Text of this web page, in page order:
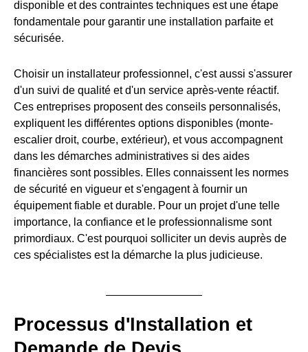
disponible et des contraintes techniques est une étape
fondamentale pour garantir une installation parfaite et
sécurisée.
Choisir un installateur professionnel, c'est aussi s'assurer
d'un suivi de qualité et d'un service après-vente réactif.
Ces entreprises proposent des conseils personnalisés,
expliquent les différentes options disponibles (monte-
escalier droit, courbe, extérieur), et vous accompagnent
dans les démarches administratives si des aides
financières sont possibles. Elles connaissent les normes
de sécurité en vigueur et s'engagent à fournir un
équipement fiable et durable. Pour un projet d'une telle
importance, la confiance et le professionnalisme sont
primordiaux. C'est pourquoi solliciter un devis auprès de
ces spécialistes est la démarche la plus judicieuse.
Processus d'Installation et